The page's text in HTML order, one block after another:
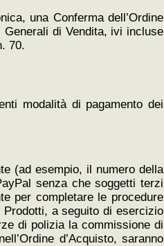
una Conferma dell’Ordine
Generali di Vendita, ivi incluse
70.
modalità di pagamento dei
(ad esempio, il numero della
senza che soggetti terzi
per completare le procedure
a seguito di esercizio
di polizia la commissione di
d’Acquisto, saranno